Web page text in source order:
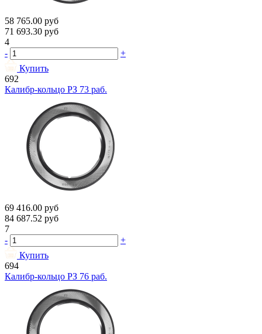
58 765.00 руб
71 693.30 руб
4
-
+
Купить
692
Калибр-кольцо РЗ 73 раб.
69 416.00 руб
84 687.52 руб
7
-
+
Купить
694
Калибр-кольцо РЗ 76 раб.